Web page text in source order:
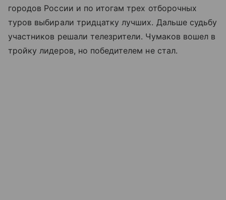
городов России и по итогам трех отборочных
туров выбирали тридцатку лучших. Дальше судьбу
участников решали телезрители. Чумаков вошел в
тройку лидеров, но победителем не стал.